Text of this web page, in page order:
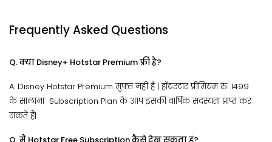
Frequently Asked Questions
Q. क्या Disney+ Hotstar Premium फ्री है?
A. Disney Hotstar Premium मुफ्त नहीं है | हॉटस्टार प्रीमियम रु. 1499
के सालाना Subscription Plan के आप इसकी वार्षिक सदस्यता प्राप्त कर
सकते हैं|